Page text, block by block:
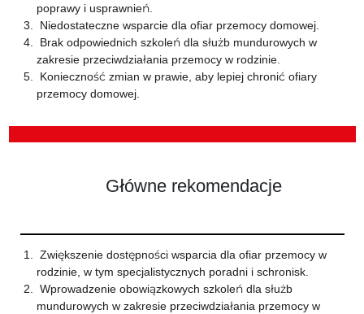
poprawy i usprawnień.
Niedostateczne wsparcie dla ofiar przemocy domowej.
Brak odpowiednich szkoleń dla służb mundurowych w
zakresie przeciwdziałania przemocy w rodzinie.
Konieczność zmian w prawie, aby lepiej chronić ofiary
przemocy domowej.
Główne rekomendacje
Zwiększenie dostępności wsparcia dla ofiar przemocy w
rodzinie, w tym specjalistycznych poradni i schronisk.
Wprowadzenie obowiązkowych szkoleń dla służb
mundurowych w zakresie przeciwdziałania przemocy w